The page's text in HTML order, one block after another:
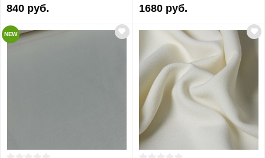
840 руб. 1680 руб.
NEW